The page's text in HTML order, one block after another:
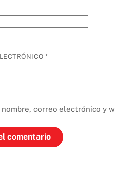
*
nombre, correo electrónico y